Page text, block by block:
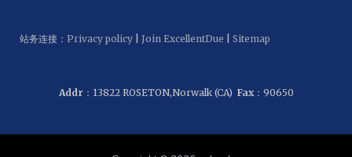
Addr ：13822 ROSETON,Norwalk (CA) Fax：90650
站务连接： Privacy policy Join ExcellentDue Sitemap